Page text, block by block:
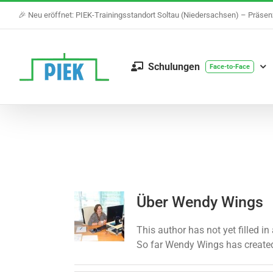
🎉 Neu eröffnet: PIEK-Trainingsstandort Soltau (Niedersachsen) –
Schulungen Face-to-Face
Über Wendy Wings
This author has not yet filled in
So far Wendy Wings has